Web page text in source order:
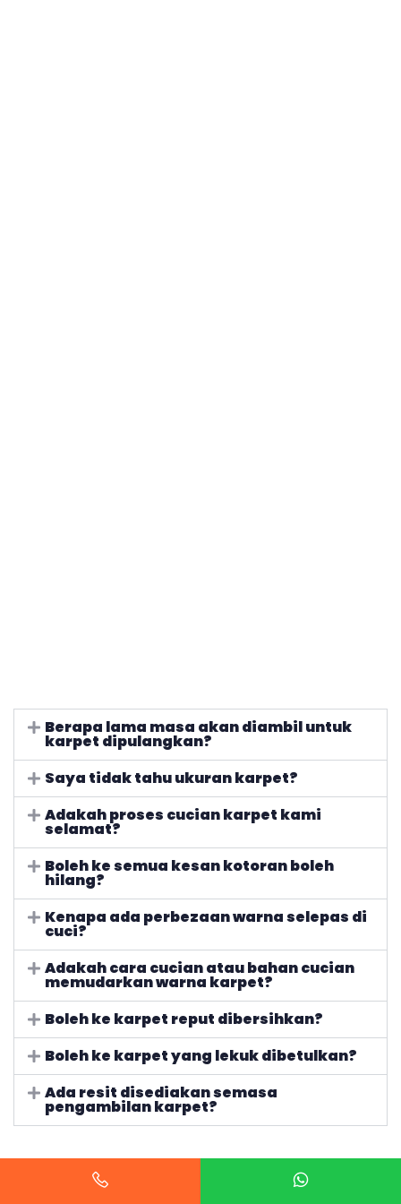
Berapa lama masa akan diambil untuk
karpet dipulangkan?
Saya tidak tahu ukuran karpet?
Adakah proses cucian karpet kami
selamat?
Boleh ke semua kesan kotoran boleh
hilang?
Kenapa ada perbezaan warna selepas di
cuci?
Adakah cara cucian atau bahan cucian
memudarkan warna karpet?
Boleh ke karpet reput dibersihkan?
Boleh ke karpet yang lekuk dibetulkan?
Ada resit disediakan semasa
pengambilan karpet?